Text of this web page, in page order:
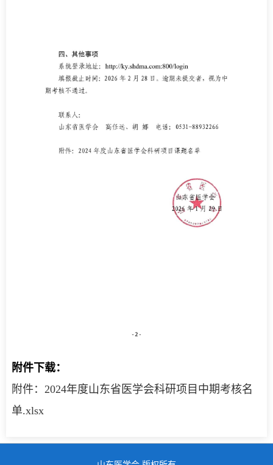
附件下载：
附件：2024年度山东省医学会科研项目中期考核名
单.xlsx